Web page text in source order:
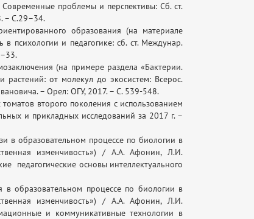
проблемы и перспективы: Сб. ст.
– С.29–34.
образования (на материале
психологии и педагогике: сб. ст. Междунар.
(на примере раздела «Бактерии.
растений: от молекул до экосистем: Всерос.
– Орел: ОГУ, 2017. – С. 539-548.
второго поколения с использованием
и прикладных исследований за 2017 г. –
в образовательном процессе по биологии в
изменчивость») / А.А. Афонин, Л.И.
педагогические основы интеллектуального
образовательном процессе по биологии в
изменчивость») / А.А. Афонин, Л.И.
и коммуникативные технологии в